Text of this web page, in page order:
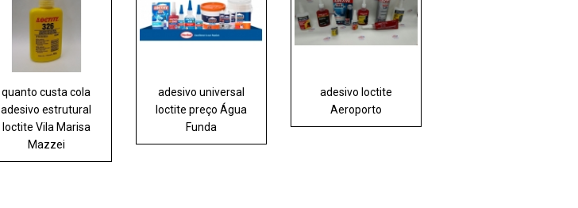
quanto custa cola
adesivo estrutural
loctite Vila Marisa
Mazzei
adesivo universal
loctite preço Água
Funda
adesivo loctite
Aeroporto